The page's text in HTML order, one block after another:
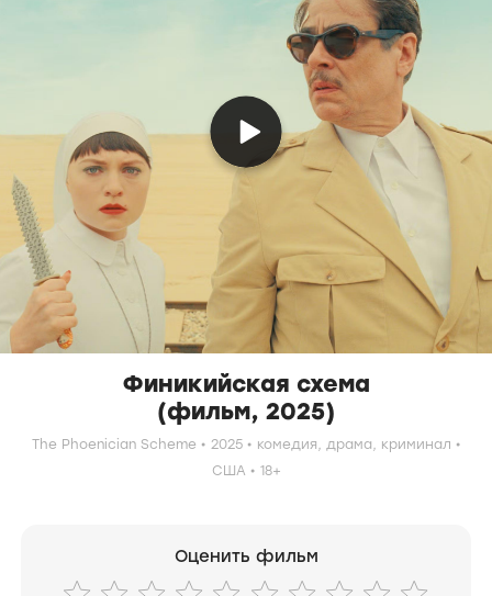
Финикийская схема
(фильм, 2025)
The Phoenician Scheme 2025 комедия, драма, криминал
США
18+
Оценить фильм